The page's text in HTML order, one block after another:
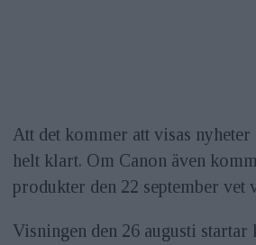
Att det kommer att visas nyheter
helt klart. Om Canon även
produkter den 22 september vet
Visningen den 26 augusti startar